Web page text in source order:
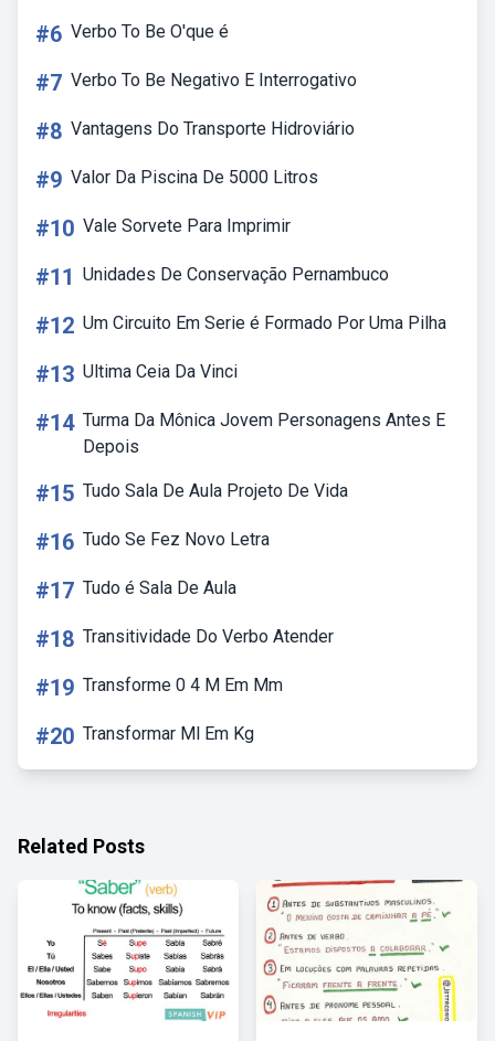
#6 Verbo To Be O'que é
#7 Verbo To Be Negativo E Interrogativo
#8 Vantagens Do Transporte Hidroviário
#9 Valor Da Piscina De 5000 Litros
#10 Vale Sorvete Para Imprimir
#11 Unidades De Conservação Pernambuco
#12 Um Circuito Em Serie é Formado Por Uma Pilha
#13 Ultima Ceia Da Vinci
#14 Turma Da Mônica Jovem Personagens Antes E
Depois
#15 Tudo Sala De Aula Projeto De Vida
#16 Tudo Se Fez Novo Letra
#17 Tudo é Sala De Aula
#18 Transitividade Do Verbo Atender
#19 Transforme 0 4 M Em Mm
#20 Transformar Ml Em Kg
Related Posts